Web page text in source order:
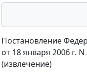
Постановление
от 18 января 2006 г.
(извлечение)